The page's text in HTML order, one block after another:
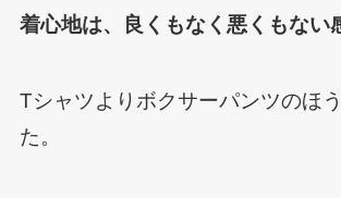
着心地は、良くもなく悪くもない
Tシャツよりボクサーパンツのほ
た。